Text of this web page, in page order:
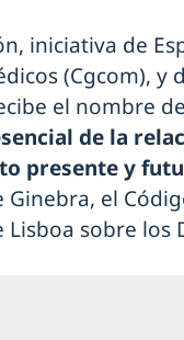
iniciativa de
(Cgcom),
el nombre
de la
presente y
Ginebra, el
Lisboa sobre los